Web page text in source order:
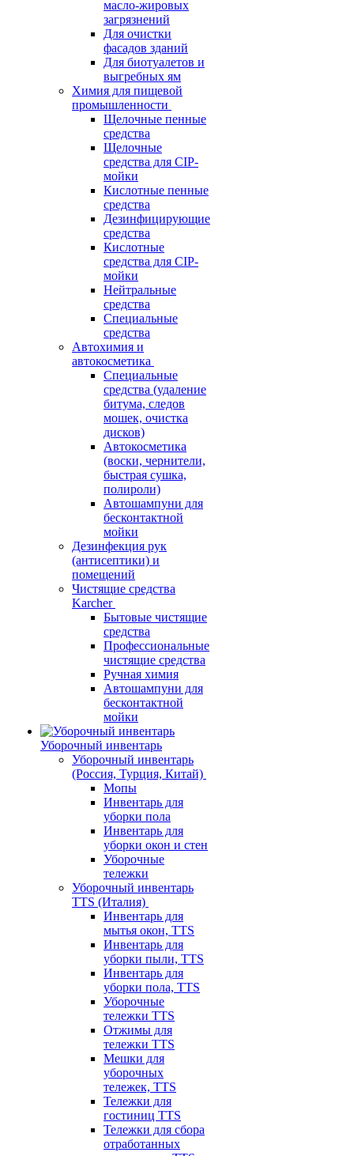
масло-жировых
загрязнений
Для очистки
фасадов зданий
Для биотуалетов и
выгребных ям
Химия для пищевой
промышленности
Щелочные пенные
средства
Щелочные
средства для CIP-
мойки
Кислотные пенные
средства
Дезинфицирующие
средства
Кислотные
средства для CIP-
мойки
Нейтральные
средства
Специальные
средства
Автохимия и
автокосметика
Специальные
средства (удаление
битума, следов
мошек, очистка
дисков)
Автокосметика
(воски, чернители,
быстрая сушка,
полироли)
Автошампуни для
бесконтактной
мойки
Дезинфекция рук
(антисептики) и
помещений
Чистящие средства
Karcher
Бытовые чистящие
средства
Профессиональные
чистящие средства
Ручная химия
Автошампуни для
бесконтактной
мойки
Уборочный инвентарь
Уборочный инвентарь
(Россия, Турция, Китай)
Мопы
Инвентарь для
уборки пола
Инвентарь для
уборки окон и стен
Уборочные
тележки
Уборочный инвентарь
TTS (Италия)
Инвентарь для
мытья окон, TTS
Инвентарь для
уборки пыли, TTS
Инвентарь для
уборки пола, TTS
Уборочные
тележки TTS
Отжимы для
тележки TTS
Мешки для
уборочных
тележек, TTS
Тележки для
гостиниц TTS
Тележки для сбора
отработанных